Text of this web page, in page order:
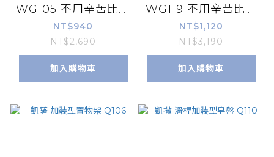
WG105 不用辛苦比價
格了！限時優惠特價中
NT$940
NT$2,690
加入購物車
WG119 不用辛苦比價
格了！限時優惠特價中
NT$1,120
NT$3,190
加入購物車